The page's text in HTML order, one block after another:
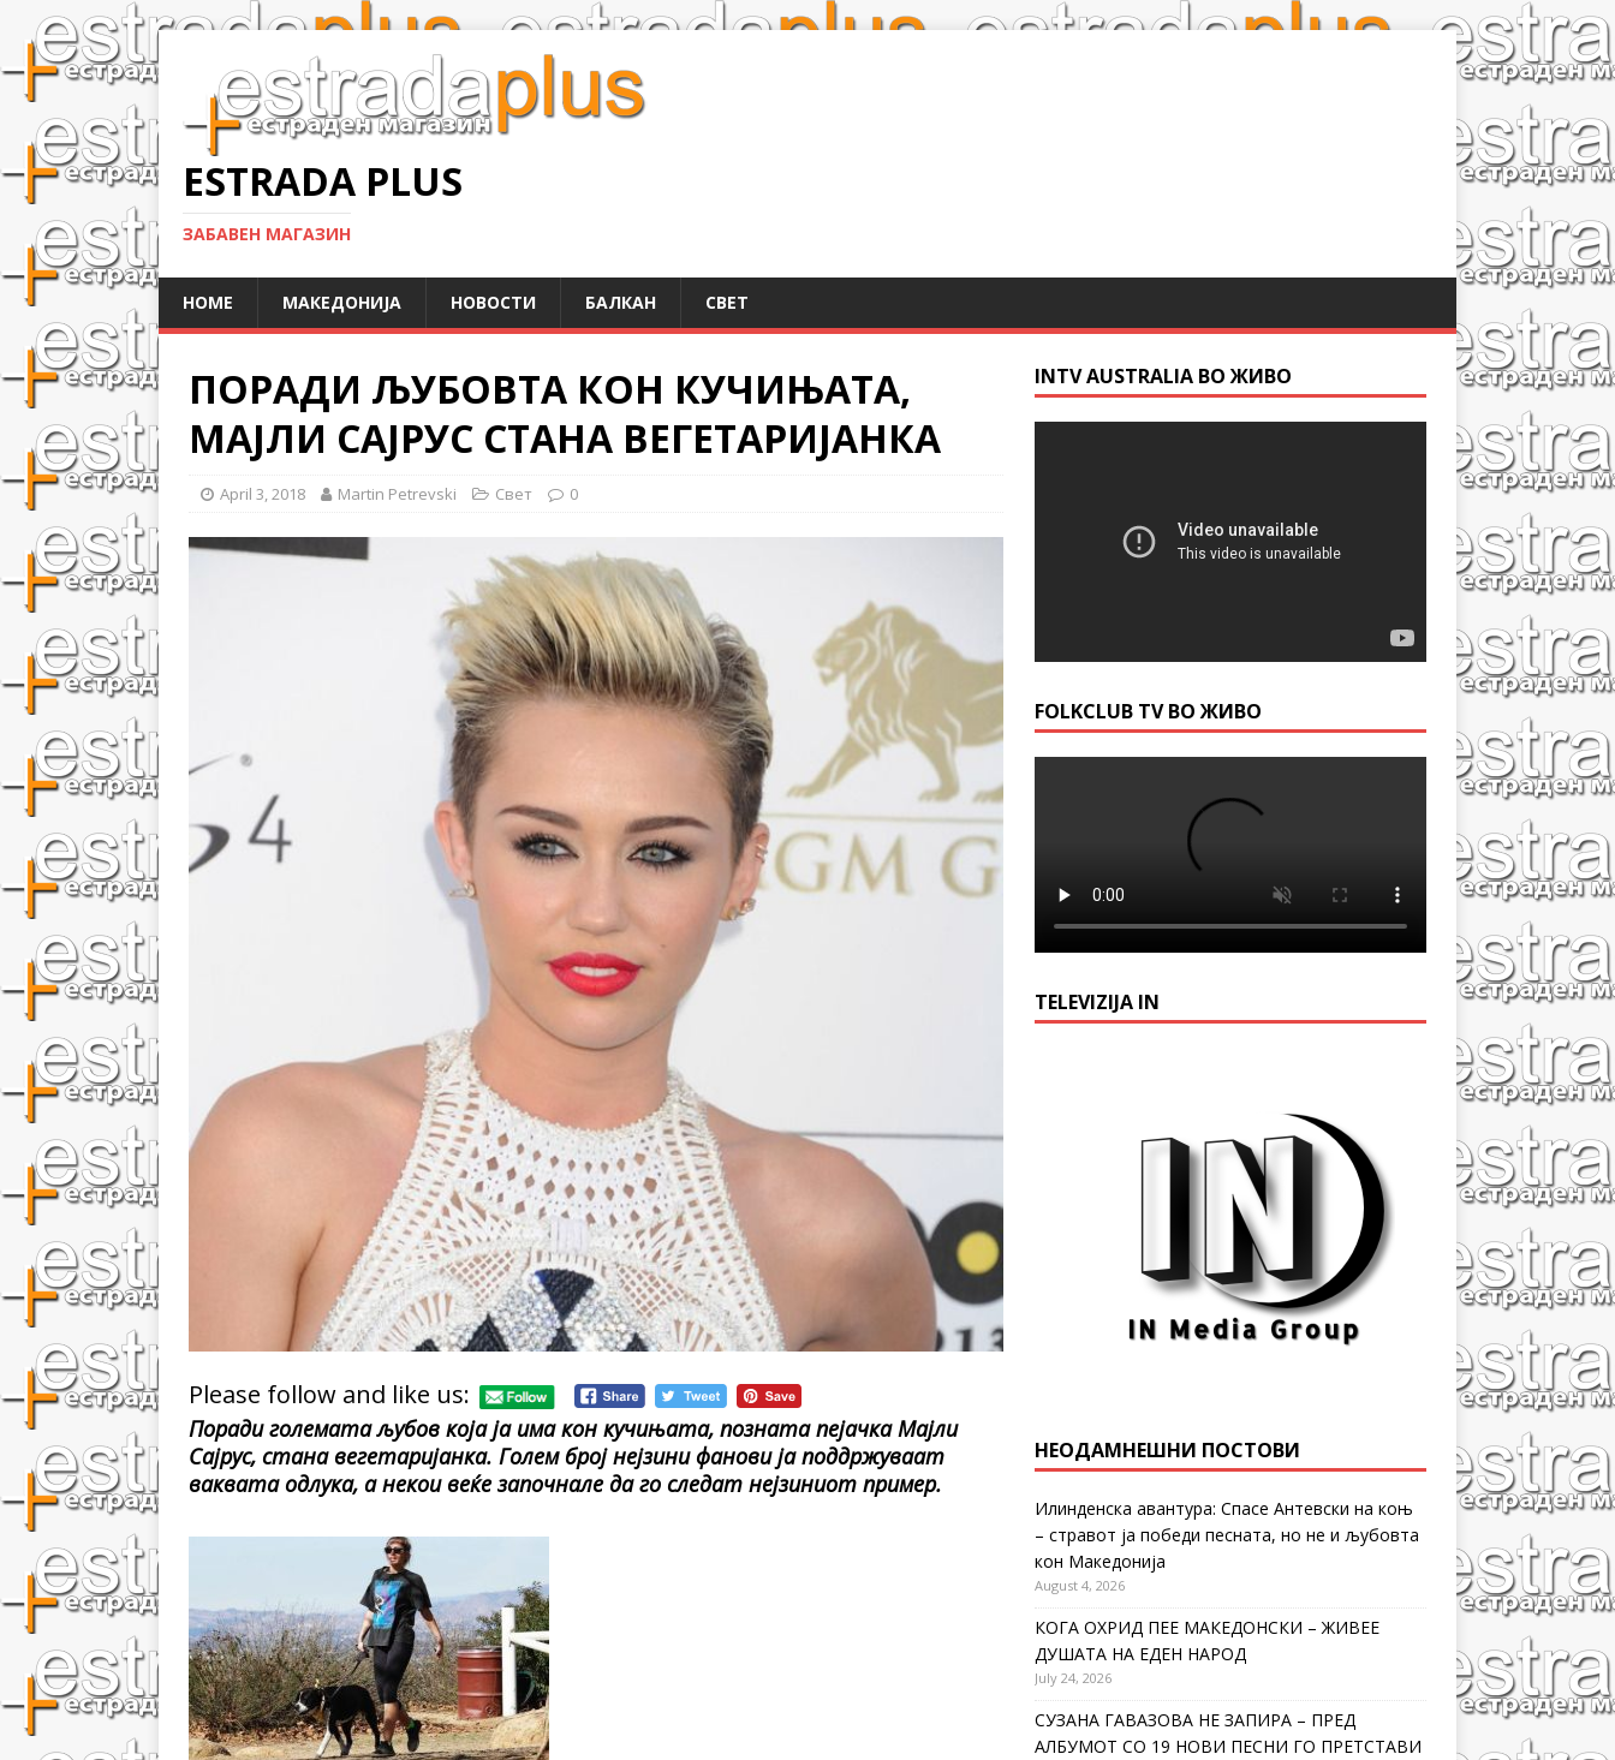
ESTRADA PLUS
ЗАБАВЕН МАГАЗИН
HOME МАКЕДОНИЈА НОВОСТИ БАЛКАН СВЕТ
ПОРАДИ ЉУБОВТА КОН КУЧИЊАТА,
МАЈЛИ САЈРУС СТАНА ВЕГЕТАРИЈАНКА
April 3, 2018 Martin Petrevski Свет 0
Please follow and like us:
Поради големата љубов која ја има кон кучињата, позната пејачка Мајли
Сајрус, стана вегетаријанка. Голем број нејзини фанови ја поддржуваат
ваквата одлука, а некои веќе започнале да го следат нејзиниот пример.
INTV AUSTRALIA ВО ЖИВО
FOLKCLUB TV ВО ЖИВО
TELEVIZIJA IN
НЕОДАМНЕШНИ ПОСТОВИ
Илинденска авантура: Спасе Антевски на коњ
– стравот ја победи песната, но не и љубовта
кон Македонија
August 4, 2026
КОГА ОХРИД ПЕЕ МАКЕДОНСКИ – ЖИВЕЕ
ДУШАТА НА ЕДЕН НАРОД
July 24, 2026
СУЗАНА ГАВАЗОВА НЕ ЗАПИРА – ПРЕД
АЛБУМОТ СО 19 НОВИ ПЕСНИ ГО ПРЕТСТАВИ